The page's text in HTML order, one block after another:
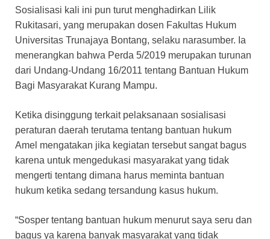
Sosialisasi kali ini pun turut menghadirkan Lilik
Rukitasari, yang merupakan dosen Fakultas Hukum
Universitas Trunajaya Bontang, selaku narasumber. Ia
menerangkan bahwa Perda 5/2019 merupakan turunan
dari Undang-Undang 16/2011 tentang Bantuan Hukum
Bagi Masyarakat Kurang Mampu.
Ketika disinggung terkait pelaksanaan sosialisasi
peraturan daerah terutama tentang bantuan hukum
Amel mengatakan jika kegiatan tersebut sangat bagus
karena untuk mengedukasi masyarakat yang tidak
mengerti tentang dimana harus meminta bantuan
hukum ketika sedang tersandung kasus hukum.
“Sosper tentang bantuan hukum menurut saya seru dan
bagus ya karena banyak masyarakat yang tidak